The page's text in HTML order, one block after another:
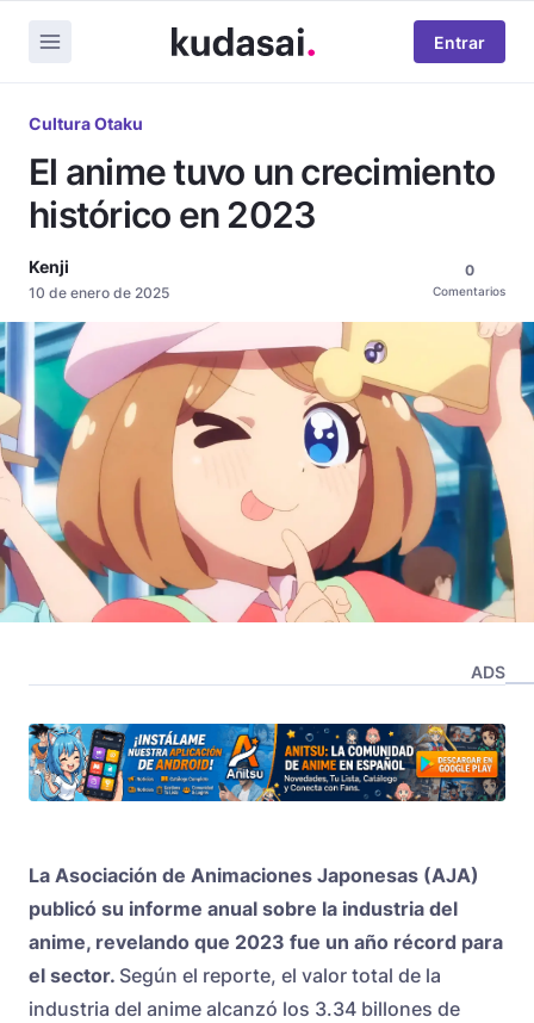
Entrar
Cultura Otaku
El anime tuvo un crecimiento
histórico en 2023
Kenji
10 de enero de 2025
0
Comentarios
ADS
La Asociación de Animaciones Japonesas (AJA)
publicó su informe anual sobre la industria del
anime, revelando que 2023 fue un año récord para
el sector. Según el reporte, el valor total de la
industria del anime alcanzó los 3.34 billones de